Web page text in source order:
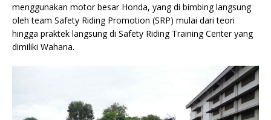
menggunakan motor besar Honda, yang di bimbing langsung
oleh team Safety Riding Promotion (SRP) mulai dari teori
hingga praktek langsung di Safety Riding Training Center yang
dimiliki Wahana.